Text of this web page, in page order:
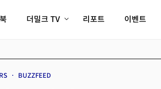
더밀크 TV 리포트 이벤트
BUZZFEED